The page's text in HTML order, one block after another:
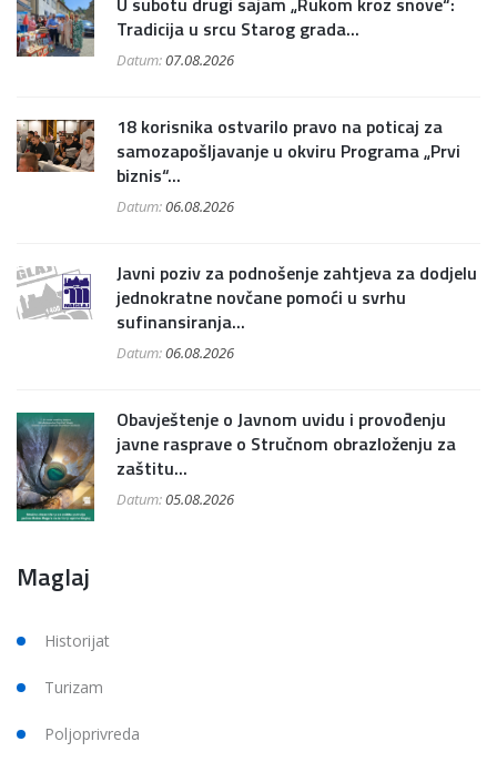
Tradicija u srcu Starog grada...
Datum:07.08.2026
18 korisnika ostvarilo pravo na poticaj za
samozapošljavanje u okviru Programa „Prvi
biznis“...
Datum:06.08.2026
Javni poziv za podnošenje zahtjeva za dodjelu
jednokratne novčane pomoći u svrhu
sufinansiranja...
Datum:06.08.2026
Obavještenje o Javnom uvidu i provođenju
javne rasprave o Stručnom obrazloženju za
zaštitu...
Datum:05.08.2026
Maglaj
Historijat
Turizam
Poljoprivreda